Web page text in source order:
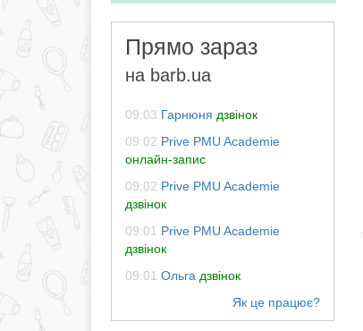
Прямо зараз
на barb.ua
09:03 Гарнюня дзвінок
09:02 Prive PMU Academie
онлайн-запис
09:02 Prive PMU Academie
дзвінок
09:01 Prive PMU Academie
дзвінок
09:01 Ольга дзвінок